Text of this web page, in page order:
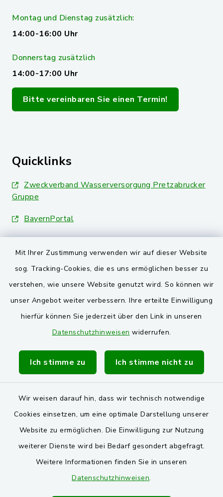
Mit Ihrer Zustimmung verwenden wir auf dieser Website
sog. Tracking-Cookies, die es uns ermöglichen besser zu
verstehen, wie unsere Website genutzt wird. So können wir
unser Angebot weiter verbessern. Ihre erteilte Einwilligung
hierfür können Sie jederzeit über den Link in unseren
Datenschutzhinweisen widerrufen.
Ich stimme zu Ich stimme nicht zu
Wir weisen darauf hin, dass wir technisch notwendige
Cookies einsetzen, um eine optimale Darstellung unserer
Website zu ermöglichen. Die Einwilligung zur Nutzung
weiterer Dienste wird bei Bedarf gesondert abgefragt.
Weitere Informationen finden Sie in unseren
Datenschutzhinweisen.
Montag und Dienstag zusätzlich:
14:00-16:00 Uhr
Donnerstag zusätzlich
14:00-17:00 Uhr
Bitte vereinbaren Sie einen Termin!
Quicklinks
Zweckverband Wasserversorgung Pretzabrucker
Gruppe
BayernPortal
Landkreis Schwandorf
VG und Gemeinden
Markt Schwarzenfeld
Gemeinde Stulln
Verwaltungsgemeinschaft Schwarzenfeld
Barrierefreiheit